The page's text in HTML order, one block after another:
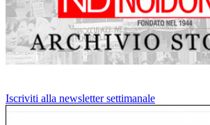
Iscriviti alla newsletter settimanale